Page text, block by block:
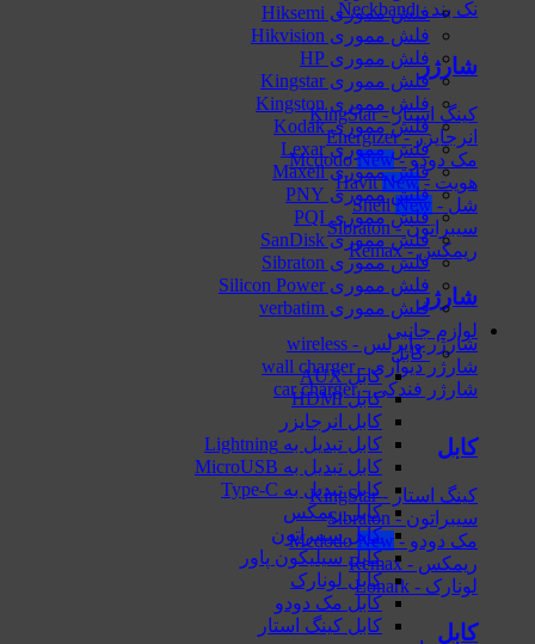
نک بند - Neckband
شارژر
کینگ استار - KingStar
انرجایزر - Energizer
مک دودو - Mcdodo
هویت - Havit
شل - Shell
سیبراتون - Sibraton
ریمکس - Remax
شارژر
شارژر وایرلس - wireless
شارژر دیواری - wall charger
شارژر فندکی - car charger
کابل
کینگ استار - KingStar
سیبراتون - Sibraton
مک دودو - Mcdodo
ریمکس - Remax
لونارک - Lonark
کابل
فلش مموری Hiksemi
فلش مموری Hikvision
فلش مموری HP
فلش مموری Kingstar
فلش مموری Kingston
فلش مموری Kodak
فلش مموری Lexar
فلش مموری Maxell
فلش مموری PNY
فلش مموری PQI
فلش مموری SanDisk
فلش مموری Sibraton
فلش مموری Silicon Power
فلش مموری verbatim
لوازم جانبی
کابل
کابل AUX
کابل HDMI
کابل انرجایزر
کابل تبدیل به Lightning
کابل تبدیل به MicroUSB
کابل تبدیل به Type-C
کابل ریمکس
کابل سیبراتون
کابل سیلیکون پاور
کابل لونارک
کابل مک دودو
کابل کینگ استار